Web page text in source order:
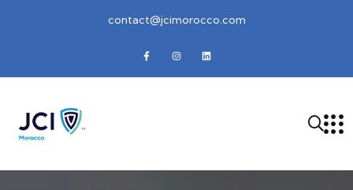
contact@jcimorocco.com